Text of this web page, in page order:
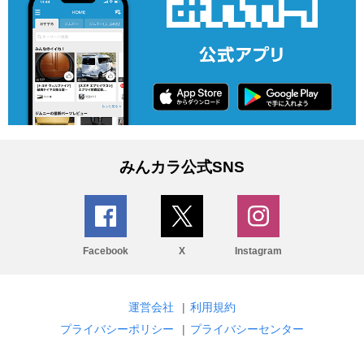
みんカラ公式SNS
Facebook X Instagram
運営会社 | 利用規約
プライバシーポリシー
| プライバシーセンター